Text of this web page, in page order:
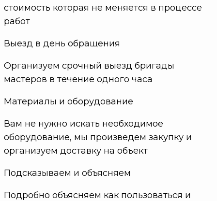
стоимость которая не меняется в процессе
работ
Выезд в день обращения
Организуем срочный выезд бригады
мастеров в течение одного часа
Материалы и оборудование
Вам не нужно искать необходимое
оборудование, мы произведем закупку и
организуем доставку на объект
Подсказываем и объясняем
Подробно объясняем как пользоваться и